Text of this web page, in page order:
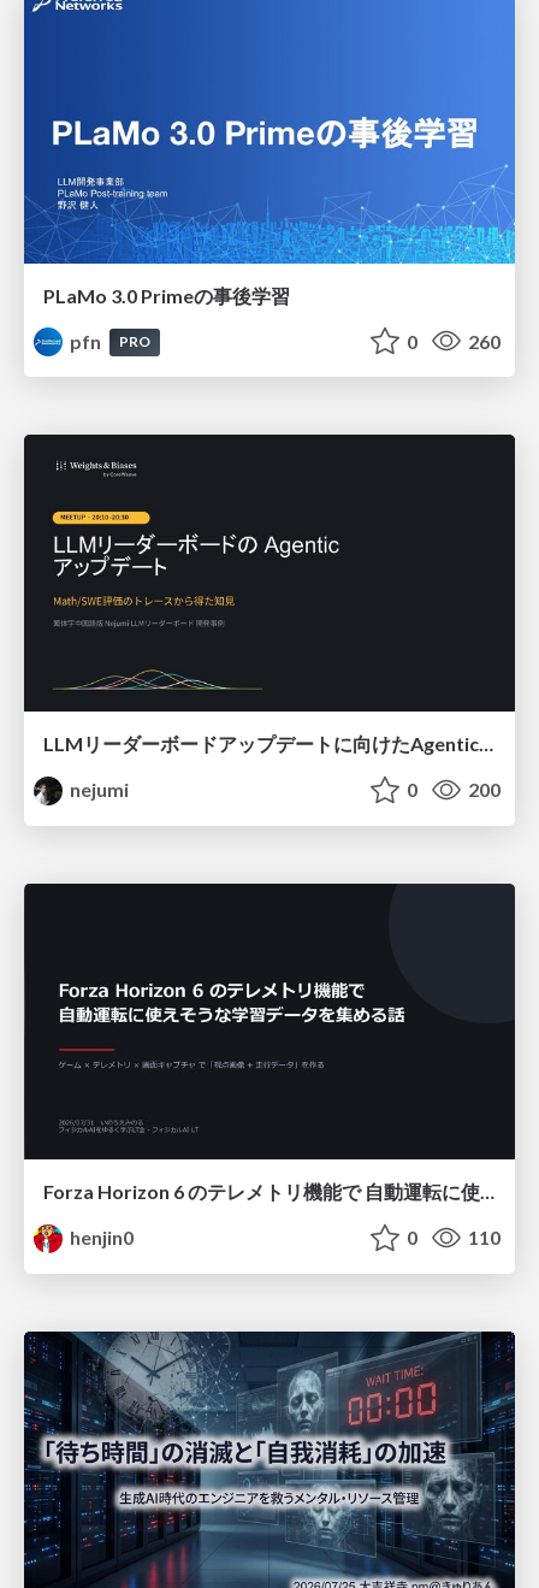
PLaMo 3.0 Primeの事後学習
pfn
PRO 0 260
LLMリーダーボードアップデートに向けたAgentic Math_SWEのトレースについて
nejumi
0 200
Forza Horizon 6 のテレメトリ機能で 自動運転に使えそうな学習データを集める話
henjin0
0 110